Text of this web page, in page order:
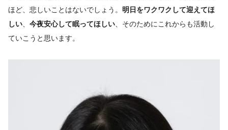
ほど、悲しいことはないでしょう。 明日をワクワクして迎えてほ
しい
今夜安心して眠ってほしい 、そのためにこれからも活動し
ていこうと思います。